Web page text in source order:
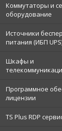
Коммутаторы и
оборудование
Источники
питания (ИБП
Шкафы и
Программное
лицензии
TS Plus RDP